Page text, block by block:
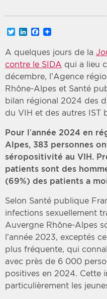
TwitterLinkedInFacebook
A quelques jours de la
contre le SIDA qui a lieu
décembre, l’Agence
Rhône-Alpes et Santé
bilan régional 2024 des
du VIH et des autres IST
Pour l’année 2024 en
Alpes, 383 personnes
séropositivité au VIH.
patients sont des
(69%) des patients a
Selon Santé publique
infections sexuellement
Auvergne Rhône-Alpes
l’année 2023, exceptés
plus fréquente, qui
avec près de 6 000
positives en 2024. Cette
particulièrement les